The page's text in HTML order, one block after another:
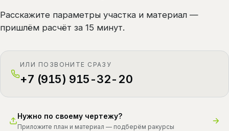
Расскажите параметры участка и материал —
пришлём расчёт за 15 минут.
ИЛИ ПОЗВОНИТЕ СРАЗУ
+7 (915) 915-32-20
Нужно по своему чертежу?
Приложите план и материал — подберём ракурсы